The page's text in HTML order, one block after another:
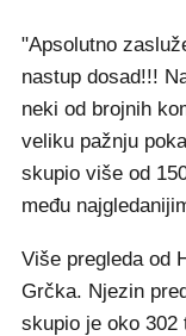
"Apsolutno
nastup dosad!!!
neki od brojnih
veliku pažnju
skupio više od
među
Više pregleda od
Grčka. Njezin
skupio je oko